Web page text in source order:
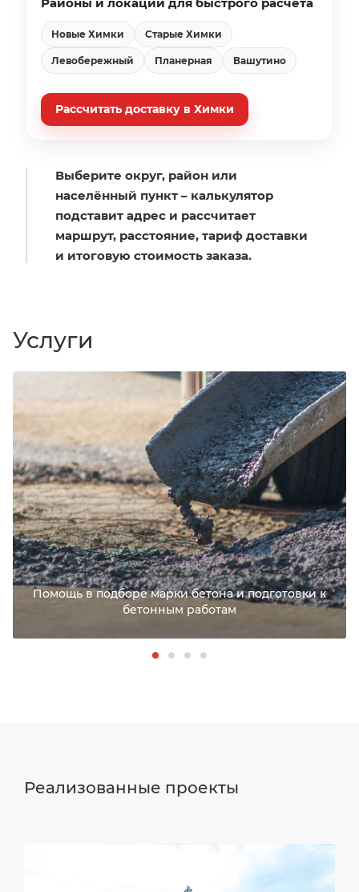
Новые Химки Старые Химки
Левобережный Планерная Вашутино
Рассчитать доставку в Химки
Выберите округ, район или
населённый пункт – калькулятор
подставит адрес и рассчитает
маршрут, расстояние, тариф доставки
и итоговую стоимость заказа.
Услуги
Помощь в подборе марки бетона и подготовки к
бетонным работам
Реализованные проекты